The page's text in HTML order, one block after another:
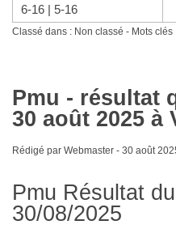
6-16 | 5-16
Classé dans : Non classé - Mots clés
Pmu - résultat
30 août 2025 à
Rédigé par Webmaster - 30 août
Pmu Résultat
30/08/2025